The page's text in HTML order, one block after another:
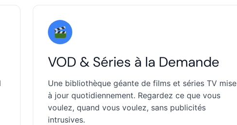
VOD & Séries à la Demande
Une bibliothèque géante de films et séries TV mise
à jour quotidiennement. Regardez ce que vous
voulez, quand vous voulez, sans publicités
intrusives.